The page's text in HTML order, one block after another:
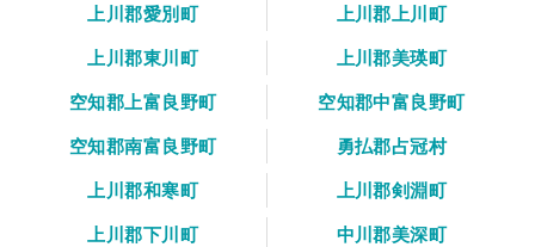
上川郡愛別町
上川郡上川町
上川郡東川町
上川郡美瑛町
空知郡上富良野町
空知郡中富良野町
空知郡南富良野町
勇払郡占冠村
上川郡和寒町
上川郡剣淵町
上川郡下川町
中川郡美深町